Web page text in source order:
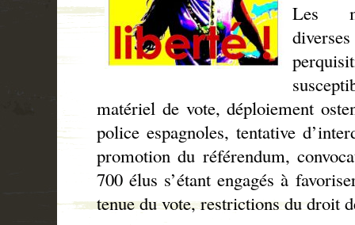
Les
matériel de vote, déploiement
police espagnoles, tentative
promotion du référendum,
700 élus s’étant engagés à
tenue du vote, restrictions du droit